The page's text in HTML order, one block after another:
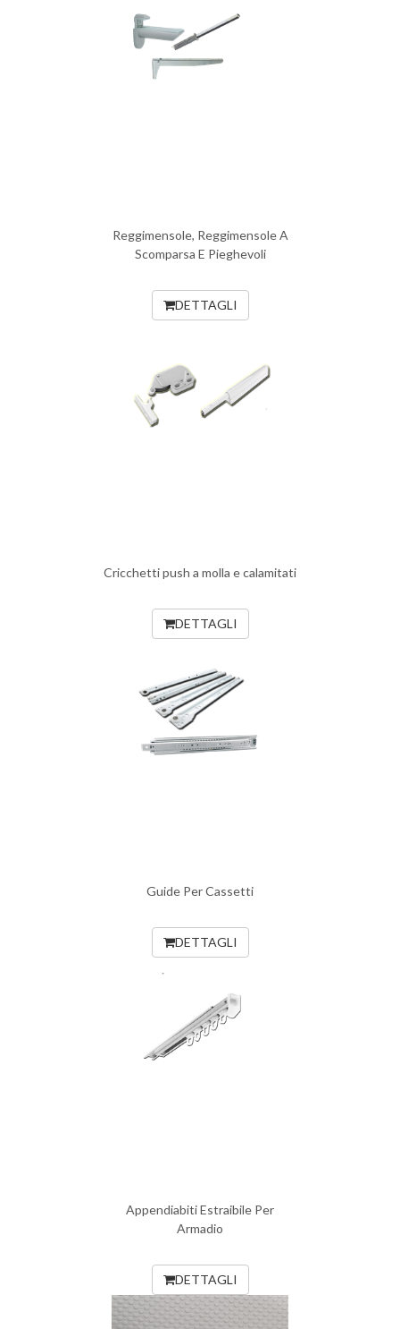
Reggimensole, Reggimensole A
Scomparsa E Pieghevoli
DETTAGLI
Cricchetti push a molla e calamitati
DETTAGLI
Guide Per Cassetti
DETTAGLI
Appendiabiti Estraibile Per
Armadio
DETTAGLI